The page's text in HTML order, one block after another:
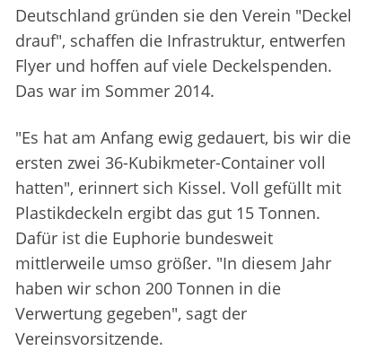
Deutschland gründen sie den Verein "Deckel
drauf", schaffen die Infrastruktur, entwerfen
Flyer und hoffen auf viele Deckelspenden.
Das war im Sommer 2014.
"Es hat am Anfang ewig gedauert, bis wir die
ersten zwei 36-Kubikmeter-Container voll
hatten", erinnert sich Kissel. Voll gefüllt mit
Plastikdeckeln ergibt das gut 15 Tonnen.
Dafür ist die Euphorie bundesweit
mittlerweile umso größer. "In diesem Jahr
haben wir schon 200 Tonnen in die
Verwertung gegeben", sagt der
Vereinsvorsitzende.